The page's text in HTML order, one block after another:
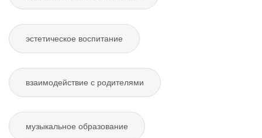
эстетическое воспитание
взаимодействие с родителями
музыкальное образование